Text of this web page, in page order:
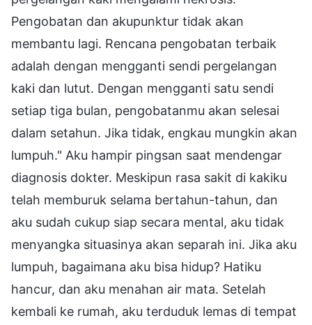
Pengobatan dan akupunktur tidak akan
membantu lagi. Rencana pengobatan terbaik
adalah dengan mengganti sendi pergelangan
kaki dan lutut. Dengan mengganti satu sendi
setiap tiga bulan, pengobatanmu akan selesai
dalam setahun. Jika tidak, engkau mungkin akan
lumpuh." Aku hampir pingsan saat mendengar
diagnosis dokter. Meskipun rasa sakit di kakiku
telah memburuk selama bertahun-tahun, dan
aku sudah cukup siap secara mental, aku tidak
menyangka situasinya akan separah ini. Jika aku
lumpuh, bagaimana aku bisa hidup? Hatiku
hancur, dan aku menahan air mata. Setelah
kembali ke rumah, aku terduduk lemas di tempat